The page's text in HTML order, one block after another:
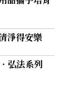
淨得安樂
弘法系列